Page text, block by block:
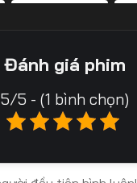
Tập 20
Đánh giá phim
5/5 - (1 bình chọn)